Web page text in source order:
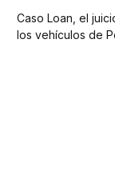
Caso Loan, el
los vehículos de